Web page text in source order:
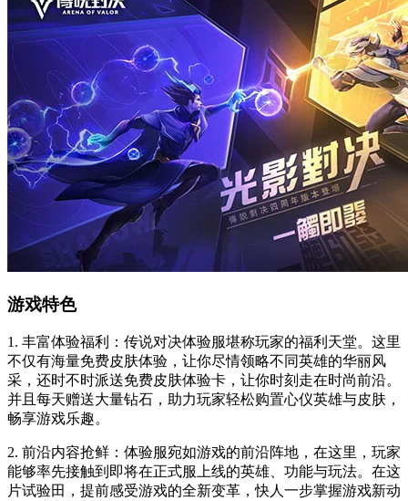
游戏特色
1. 丰富体验福利：传说对决体验服堪称玩家的福利天堂。这里
不仅有海量免费皮肤体验，让你尽情领略不同英雄的华丽风
采，还时不时派送免费皮肤体验卡，让你时刻走在时尚前沿。
并且每天赠送大量钻石，助力玩家轻松购置心仪英雄与皮肤，
畅享游戏乐趣。
2. 前沿内容抢鲜：体验服宛如游戏的前沿阵地，在这里，玩家
能够率先接触到即将在正式服上线的英雄、功能与玩法。在这
片试验田，提前感受游戏的全新变革，快人一步掌握游戏新动